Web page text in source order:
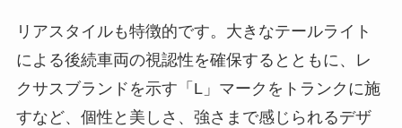
リアスタイルも特徴的です。大きなテールライト
による後続車両の視認性を確保するとともに、レ
クサスブランドを示す「L」マークをトランクに施
すなど、個性と美しさ、強さまで感じられるデザ